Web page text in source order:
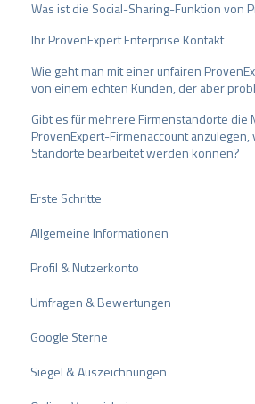
Was ist die Social-Sharing-Funktion von
Ihr ProvenExpert Enterprise Kontakt
Wie geht man mit einer unfairen
von einem echten Kunden, der aber
Gibt es für mehrere Firmenstandorte die
ProvenExpert-Firmenaccount anzulegen,
Standorte bearbeitet werden können?
Erste Schritte
Allgemeine Informationen
Datenschutz
Pakete und Preise
API
ProvenEmployer
Profil & Nutzerkonto
Profil-Einstellungen
Nutzerkonto
Rechnungsstellung
Umfragen & Bewertungen
Bewertungen
Umfragen
Google Sterne
Rich Snippet
Siegel & Auszeichnungen